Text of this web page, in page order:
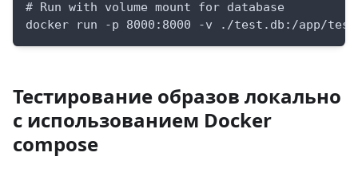
# Run with volume mount for database
docker run -p 8000:8000 -v ./test.db:/app/
Тестирование образов локально
с использованием Docker
compose